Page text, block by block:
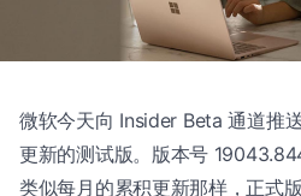
微软今天向 Insider Beta 通道推
更新的测试版。版本号
类似每月的累积更新那样，正式